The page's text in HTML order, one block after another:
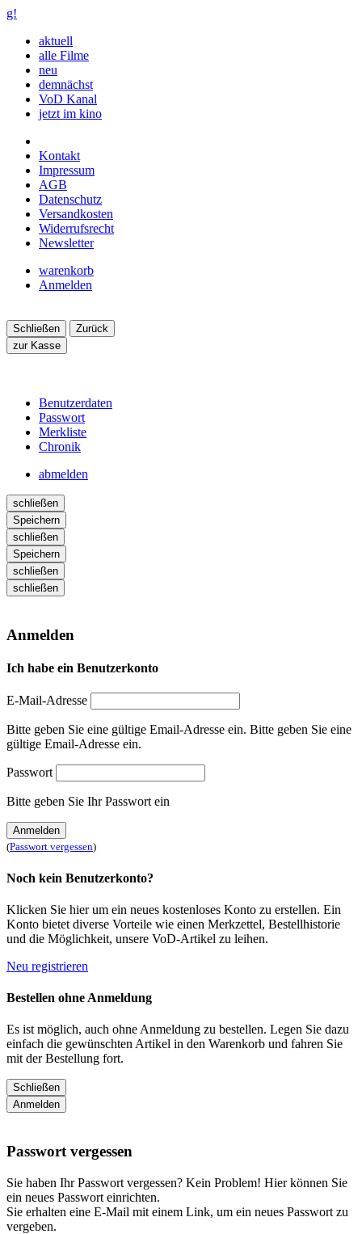
g!
aktuell
alle Filme
neu
demnächst
VoD Kanal
jetzt im kino
Kontakt
Impressum
AGB
Datenschutz
Versandkosten
Widerrufsrecht
Newsletter
warenkorb
Anmelden
Schließen
Zurück
zur Kasse
Benutzerdaten
Passwort
Merkliste
Chronik
abmelden
schließen
Speichern
schließen
Speichern
schließen
schließen
Anmelden
Ich habe ein Benutzerkonto
E-Mail-Adresse
Bitte geben Sie eine gültige Email-Adresse ein. Bitte geben Sie eine
gültige Email-Adresse ein.
Passwort
Bitte geben Sie Ihr Passwort ein
Anmelden
(Passwort vergessen)
Noch kein Benutzerkonto?
Klicken Sie hier um ein neues kostenloses Konto zu erstellen. Ein
Konto bietet diverse Vorteile wie einen Merkzettel, Bestellhistorie
und die Möglichkeit, unsere VoD-Artikel zu leihen.
Neu registrieren
Bestellen ohne Anmeldung
Es ist möglich, auch ohne Anmeldung zu bestellen. Legen Sie dazu
einfach die gewünschten Artikel in den Warenkorb und fahren Sie
mit der Bestellung fort.
Schließen
Anmelden
Passwort vergessen
Sie haben Ihr Passwort vergessen? Kein Problem! Hier können Sie
ein neues Passwort einrichten.
Sie erhalten eine E-Mail mit einem Link, um ein neues Passwort zu
vergeben.